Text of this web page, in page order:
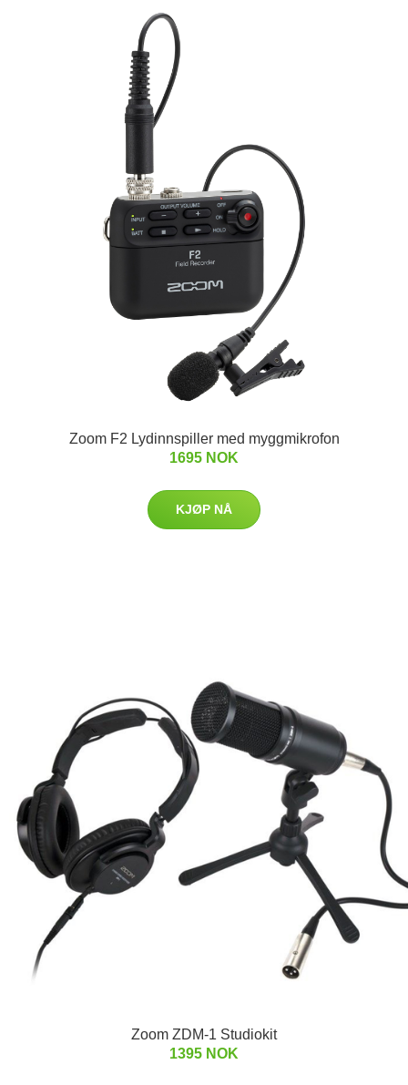
Zoom F2 Lydinnspiller med myggmikrofon
1695 NOK
KJØP NÅ
Zoom ZDM-1 Studiokit
1395 NOK